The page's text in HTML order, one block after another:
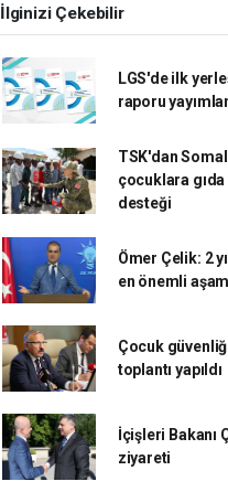
İlginizi Çekebilir
LGS'de ilk
raporu
TSK'dan
çocuklara
desteği
Ömer Çelik: 2
en önemli
Çocuk
toplantı yapıldı
İçişleri Bakanı
ziyareti